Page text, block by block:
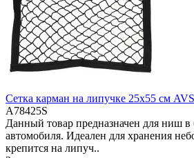
Сетка карман на липучке 25x55 см
A78425S
Данный товар предназначен для ниш в
автомобиля. Идеален для хранения
крепится на липуч..